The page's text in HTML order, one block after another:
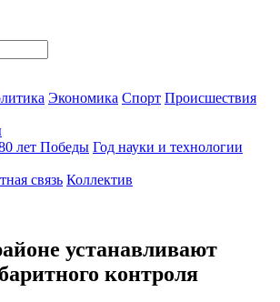
Экономика Спорт Происшествия
лет Победы Год науки и технологии
связь Коллектив
устанавливают
контроля